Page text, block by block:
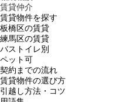
賃貸仲介
賃貸物件を探す
板橋区の賃貸
練馬区の賃貸
バストイレ別
ペット可
契約までの流れ
賃貸物件の選び方
引越し方法・コツ